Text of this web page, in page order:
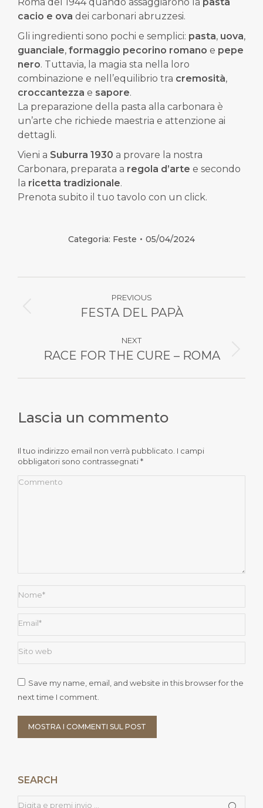
cacio e ova dei carbonari abruzzesi.
Gli ingredienti sono pochi e semplici: pasta, uova,
guanciale, formaggio pecorino romano e pepe
nero. Tuttavia, la magia sta nella loro
combinazione e nell’equilibrio tra cremosità,
croccantezza e sapore.
La preparazione della pasta alla carbonara è
un’arte che richiede maestria e attenzione ai
dettagli.
Vieni a Suburra 1930 a provare la nostra
Carbonara, preparata a regola d’arte e secondo
la ricetta tradizionale.
Prenota subito il tuo tavolo con un click.
Categoria: Feste 05/04/2024
PREVIOUS
Stile
FESTA DEL PAPÀ
NEXT
Numero
RACE FOR THE CURE – ROMA
Lascia un commento
Il tuo indirizzo email non verrà pubblicato. I campi
obbligatori sono contrassegnati*
Commento
Nome *
Email *
Sito web
Save my name, email, and website in this browser for the
next time I comment.
MOSTRA I COMMENTI SUL POST
SEARCH
Cerca